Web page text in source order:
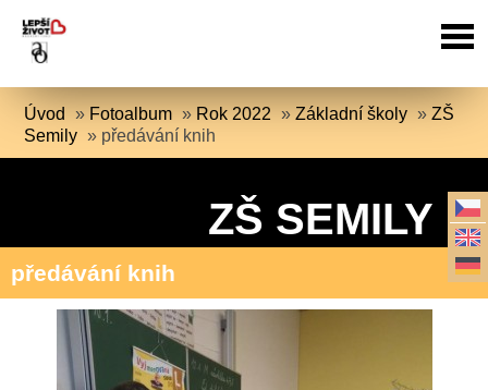
Úvod » Fotoalbum » Rok 2022 »Základní školy »ZŠ
Semily » předávání knih
ZŠ SEMILY
předávání knih